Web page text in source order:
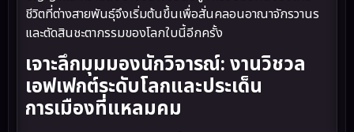
ชีวิตที่ต่างสายพันธุ์จึงเริ่มต้นขึ้นเพื่อสั่นคลอนอาณาจักรวานร
และตัดสินชะตากรรมของโลกใบนี้อีกครั้ง
เจาะลึกมุมมองนักวิจารณ์: งานวิชวล
เอฟเฟกต์ระดับโลกและประเด็น
การเมืองที่แหลมคม